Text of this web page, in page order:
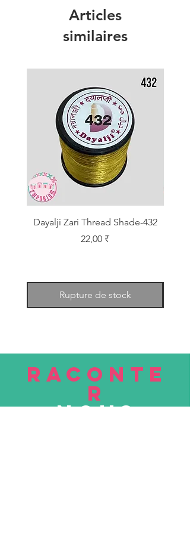
Articles
similaires
Dayalji Zari Thread Shade-432
Prix
22,00 ₹
Rupture de stock
RACONTE
R
nous